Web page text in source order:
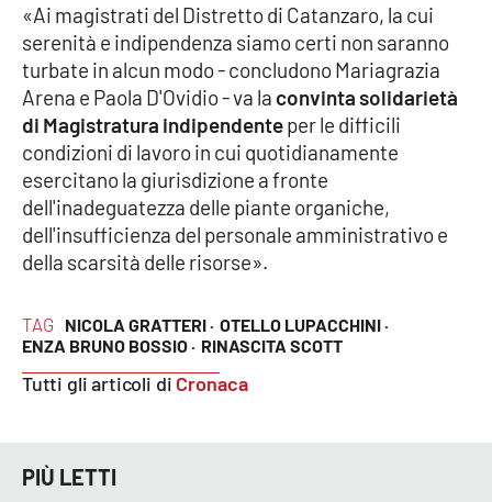
Destinazioni
Eventi
Food
Storie
LAC
NETWORK
Lacplay.it
Lactv.it
Lacitymag.it
TAG NICOLA GRATTERI · OTELLO LUPACCHINI ·
ENZA BRUNO BOSSIO · RINASCITA SCOTT
Tutti gli articoli di Cronaca
«Ai magistrati del Distretto di Catanzaro, la cui
serenità e indipendenza siamo certi non saranno
turbate in alcun modo - concludono Mariagrazia
Arena e Paola D'Ovidio - va la convinta solidarietà
di Magistratura indipendenteper le difficili
condizioni di lavoro in cui quotidianamente
esercitano la giurisdizione a fronte
dell'inadeguatezza delle piante organiche,
dell'insufficienza del personale amministrativo e
della scarsità delle risorse».
PIÙ LETTI